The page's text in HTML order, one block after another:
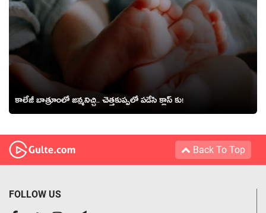
కాలేజీ బాత్రూంలో జన్మనిచ్చి.. చెత్తకుప్పలో పడేసి క్లాస్ కు!
Back To Top
FOLLOW US